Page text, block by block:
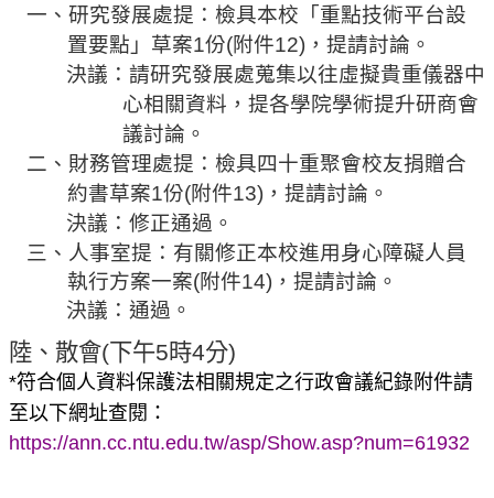
一、研究發展處提：檢具本校「重點技術平台設
置要點」草案1份(附件12) ，提請討論。
決議：請研究發展處蒐集以往虛擬貴重儀器中
心相關資料，提各學院學術提升研商會
議討論。
二、 財務管理處提：檢具四十重聚會校友捐贈合
約書草案1份(附件13) ，提請討論。
決議：修正通過。
三、人事室提：有關修正本校進用身心障礙人員
執行方案一案(附件14) ，提請討論。
決議：通過。
陸 、散會(下午5時4分)
*符合個人資料保護法相關規定之行政會議紀錄附件請
至以下網址查閱 ：
https://ann.cc.ntu.edu.tw/asp/Show.asp?num=61932